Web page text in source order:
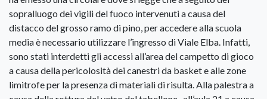
sopralluogo dei vigili del fuoco intervenuti a causa del
distacco del grosso ramo di pino, per accedere alla scuola
media è necessario utilizzare l’ingresso di Viale Elba. Infatti,
sono stati interdetti gli accessi all’area del campetto di gioco
a causa della pericolosità dei canestri da basket e alle zone
limitrofe per la presenza di materiali di risulta. Alla palestra a